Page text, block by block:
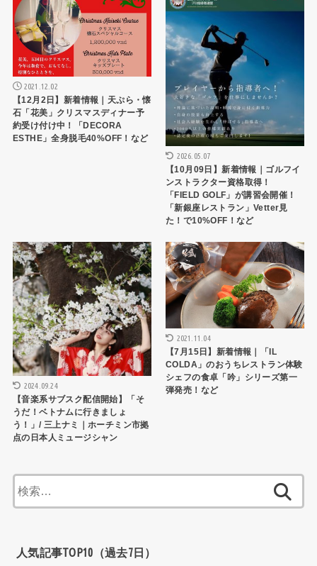
2021.12.02
【12月2日】新着情報｜天ぷら・懐
石「花美」クリスマスディナー予
約受け付け中！「DECORA
ESTHE」全身脱毛40%OFF！など
2026.05.07
【10月09日】新着情報｜ゴルフイ
ンストラクター資格取得！
「FIELD GOLF」が講習会開催！
「新銀座レストラン」Vetter見
た！で10%OFF！など
トピックス
2024.09.24
【音楽系サブスク配信開始】「そ
うだ！ベトナムに行きましょ
う！」/ 三上ナミ｜ホーチミン市拠
点の日本人ミュージシャン
トピックス
2021.11.04
【7月15日】新着情報｜「IL
COLDA」のおうちレストラン体験
シェフの食卓「吟」シリーズ第一
弾発売！など
索:
人気記事TOP10（過去7日）